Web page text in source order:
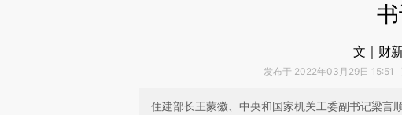
文｜财
发布于 2022年03月29日 15:51
住建部长王蒙徽、中央和国家机关工委副书记梁言